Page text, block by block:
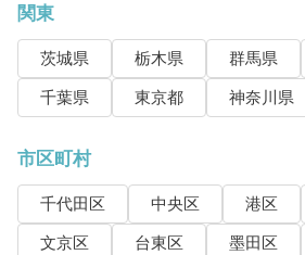
関東
茨城県 栃木県 群馬県
千葉県
東京都 神奈川県
市区町村
千代田区 中央区 港区
文京区
台東区 墨田区